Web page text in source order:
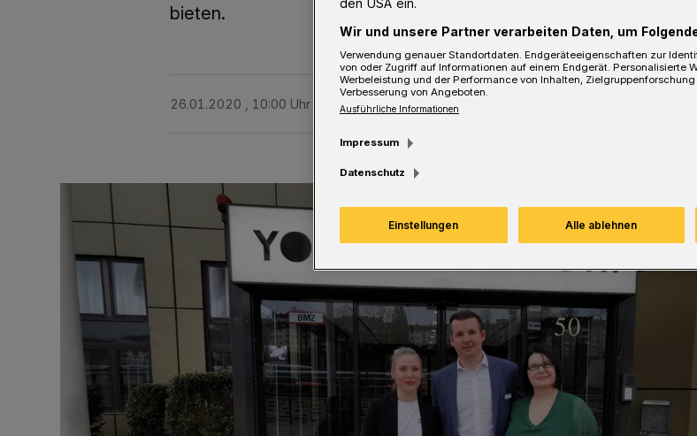
bieten.
26.01.2020 , 10:00 Uhr 2 Minuten Lesezeit
den USA ein.
Wir und unsere Partner verarbeiten Daten, um
Verwendung genauer Standortdaten. Endgeräteeigenschaften zur
von oder Zugriff auf Informationen auf einem Endgerät. Personalisierte
Werbeleistung und der Performance von Inhalten,
Verbesserung von Angeboten.
Ausführliche Informationen
Impressum
Datenschutz
Einstellungen Alle ablehnen